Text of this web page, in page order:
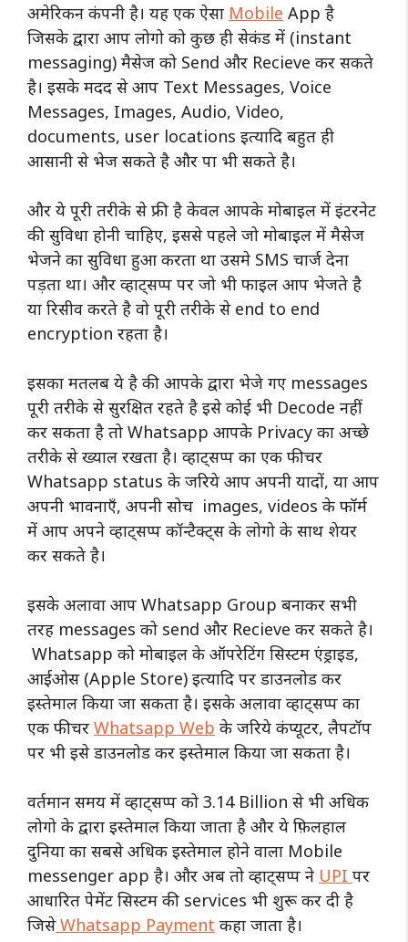
अमेरिकन कंपनी है। यह एक ऐसा Mobile App है
जिसके द्वारा आप लोगो को कुछ ही सेकंड में (instant
messaging) मैसेज को Send और Recieve कर सकते
है। इसके मदद से आप Text Messages, Voice
Messages, Images, Audio, Video,
documents, user locations इत्यादि बहुत ही
आसानी से भेज सकते है और पा भी सकते है।
और ये पूरी तरीके से फ्री है केवल आपके मोबाइल में इंटरनेट
की सुविधा होनी चाहिए, इससे पहले जो मोबाइल में मैसेज
भेजने का सुविधा हुआ करता था उसमे SMS चार्ज देना
पड़ता था। और व्हाट्सप्प पर जो भी फाइल आप भेजते है
या रिसीव करते है वो पूरी तरीके से end to end
encryption रहता है।
इसका मतलब ये है की आपके द्वारा भेजे गए messages
पूरी तरीके से सुरक्षित रहते है इसे कोई भी Decode नहीं
कर सकता है तो Whatsapp आपके Privacy का अच्छे
तरीके से ख्याल रखता है। व्हाट्सप्प का एक फीचर
Whatsapp status के जरिये आप अपनी यादों, या आप
अपनी भावनाएँ, अपनी सोच images, videos के फॉर्म
में आप अपने व्हाट्सप्प कॉन्टैक्ट्स के लोगो के साथ शेयर
कर सकते है।
इसके अलावा आप Whatsapp Group बनाकर सभी
तरह messages को send और Recieve कर सकते है।
Whatsapp को मोबाइल के ऑपरेटिंग सिस्टम एंड्राइड,
आईओस (Apple Store) इत्यादि पर डाउनलोड कर
इस्तेमाल किया जा सकता है। इसके अलावा व्हाट्सप्प का
एक फीचर Whatsapp Web के जरिये कंप्यूटर, लैपटॉप
पर भी इसे डाउनलोड कर इस्तेमाल किया जा सकता है।
वर्तमान समय में व्हाट्सप्प को 3.14 Billion से भी अधिक
लोगो के द्वारा इस्तेमाल किया जाता है और ये फ़िलहाल
दुनिया का सबसे अधिक इस्तेमाल होने वाला Mobile
messenger app है। और अब तो व्हाट्सप्प ने UPI पर
आधारित पेमेंट सिस्टम की services भी शुरू कर दी है
जिसेWhatsapp Payment कहा जाता है।